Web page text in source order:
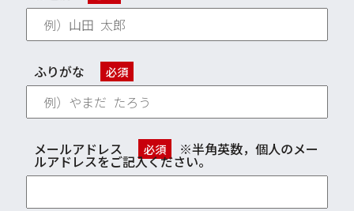
ふりがな 必須
メールアドレス 必須 ※半角英数，個人のメー
ルアドレスをご記入ください。